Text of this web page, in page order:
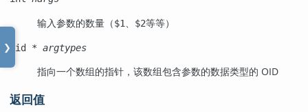
❯
输入参数的数量（$1 $2等等）
Oid * argtypes
指向一个数组的指针，该数组包含参数的数据类型的 OID
返回值